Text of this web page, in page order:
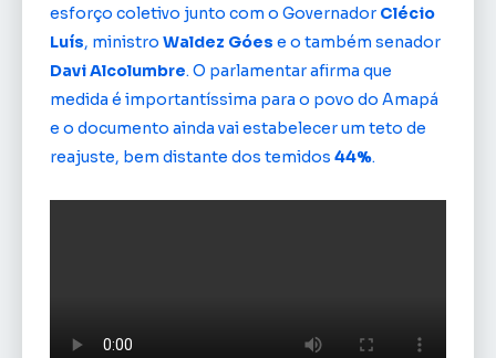
esforço coletivo junto com o Governador Clécio
Luís, ministro Waldez Góes e o também senador
Davi Alcolumbre. O parlamentar afirma que
medida é importantíssima para o povo do Amapá
e o documento ainda vai estabelecer um teto de
reajuste, bem distante dos temidos 44%.